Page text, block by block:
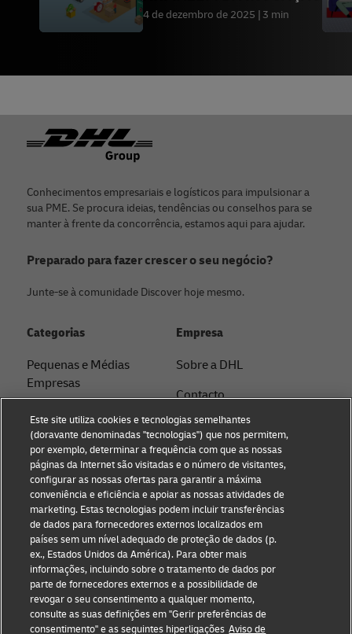
4 de dezembro de 2025 3 min
Rodapé
Conhecimentos empresariais e logísticos para impulsionar a
sua PME. Se procura ideias, tendências ou conselhos para se
manter à frente da concorrência, estamos aqui para ajudar.
Preparado para fazer crescer o seu negócio?
Junte-se à comunidade Discover hoje mesmo.
Categorias
Pequenas e Médias
Empresas
E-Commerce
B2B
Logística
Notícias & Insights
Enviar com a DHL
Empresa
Sobre a DHL
Contacto
Comunicados de
Imprensa
Sustentabilidade
Aviso Legal
Termos de Utilização
Privacidade
Configurações de cookies
Este site utiliza cookies e tecnologias semelhantes
(doravante denominadas "tecnologias") que nos permitem,
por exemplo, determinar a frequência com que as nossas
páginas da Internet são visitadas e o número de visitantes,
configurar as nossas ofertas para garantir a máxima
conveniência e eficiência e apoiar as nossas atividades de
marketing. Estas tecnologias podem incluir transferências
de dados para fornecedores externos localizados em
países sem um nível adequado de proteção de dados (p.
ex., Estados Unidos da América). Para obter mais
informações, incluindo sobre o tratamento de dados por
parte de fornecedores externos e a possibilidade de
revogar o seu consentimento a qualquer momento,
consulte as suas definições em "Gerir preferências de
consentimento" e as seguintes hiperligações Aviso de